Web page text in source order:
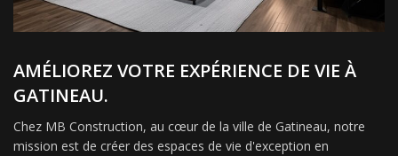
AMÉLIOREZ VOTRE EXPÉRIENCE DE VIE À
GATINEAU.
Chez MB Construction, au cœur de la ville de Gatineau, notre
mission est de créer des espaces de vie d'exception en